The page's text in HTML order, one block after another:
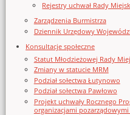
Rejestry uchwał Rady
Zarządzenia Burmistrza
Dziennik Urzędowy
Konsultacje społeczne
Statut Młodzieżowej Rady
Zmiany w statucie MRM
Podział sołectwa Łutynowo
Podział sołectwa Pawłowo
Projekt uchwały Rocznego
organizacjami